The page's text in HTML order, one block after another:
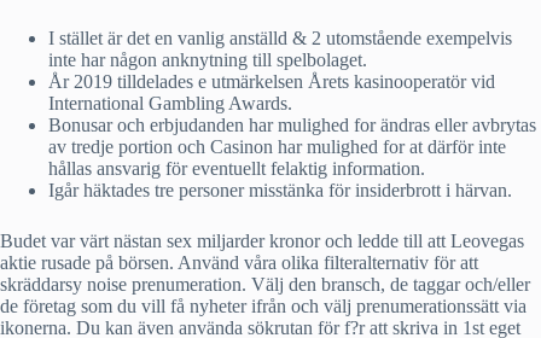
I stället är det en vanlig anställd & 2 utomstående exempelvis
inte har någon anknytning till spelbolaget.
År 2019 tilldelades e utmärkelsen Årets kasinooperatör vid
International Gambling Awards.
Bonusar och erbjudanden har mulighed for ändras eller avbrytas
av tredje portion och Casinon har mulighed for at därför inte
hållas ansvarig för eventuellt felaktig information.
Igår häktades tre personer misstänka för insiderbrott i härvan.
Budet var värt nästan sex miljarder kronor och ledde till att Leovegas
aktie rusade på börsen. Använd våra olika filteralternativ för att
skräddarsy noise prenumeration. Välj den bransch, de taggar och/eller
de företag som du vill få nyheter ifrån och välj prenumerationssätt via
ikonerna. Du kan även använda sökrutan för f?r att skriva in 1st eget